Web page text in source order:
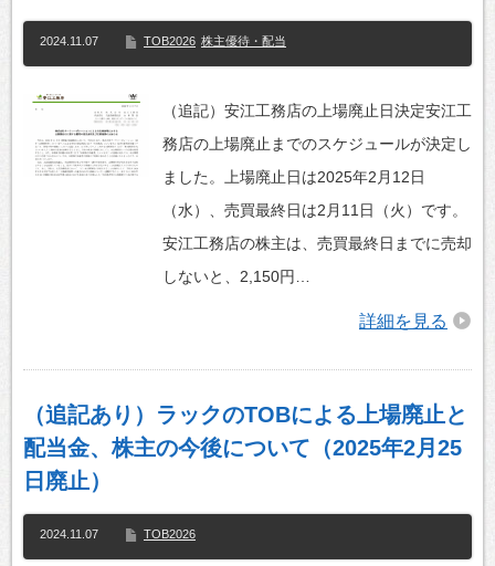
2024.11.07 TOB2026 株主優待・配当
（追記）安江工務店の上場廃止日決定安江工
務店の上場廃止までのスケジュールが決定し
ました。上場廃止日は2025年2月12日
（水）、売買最終日は2月11日（火）です。
安江工務店の株主は、売買最終日までに売却
しないと、2,150円…
詳細を見る
（追記あり）ラックのTOBによる上場廃止と
配当金、株主の今後について（2025年2月25
日廃止）
2024.11.07 TOB2026